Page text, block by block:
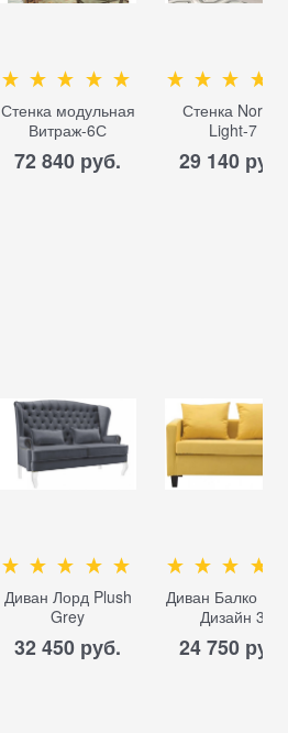
Стенка модульная
Витраж-6С
72 840 руб.
Стенка Nordik
Light-7
29 140 руб.
Диван Лорд Plush
Grey
32 450 руб.
Диван Балко
Дизайн 3
24 750 руб.